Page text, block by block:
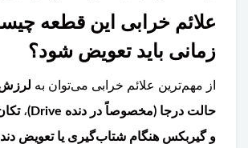
علائم خرابی این قطعه
زمانی باید تعویض شود؟
از مهم‌ترین علائم خرابی می‌توان به لرزش
حالت درجا (مخصوصاً در دنده Drive)
،
و گیربکس هنگام شتاب‌گیری یا تعویض